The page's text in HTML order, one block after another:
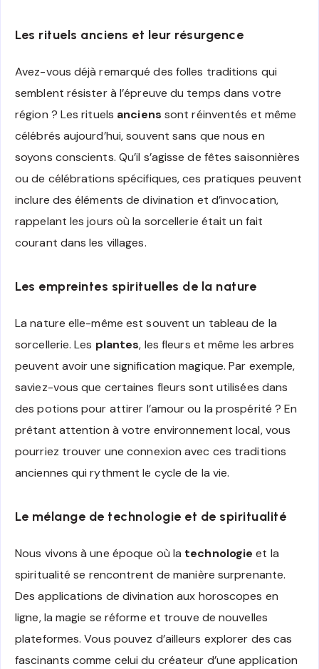
Les rituels anciens et leur résurgence
Avez-vous déjà remarqué des folles traditions qui
semblent résister à l’épreuve du temps dans votre
région ? Les rituels anciens sont réinventés et même
célébrés aujourd’hui, souvent sans que nous en
soyons conscients. Qu’il s’agisse de fêtes saisonnières
ou de célébrations spécifiques, ces pratiques peuvent
inclure des éléments de divination et d’invocation,
rappelant les jours où la sorcellerie était un fait
courant dans les villages.
Les empreintes spirituelles de la nature
La nature elle-même est souvent un tableau de la
sorcellerie. Les plantes, les fleurs et même les arbres
peuvent avoir une signification magique. Par exemple,
saviez-vous que certaines fleurs sont utilisées dans
des potions pour attirer l’amour ou la prospérité ? En
prêtant attention à votre environnement local, vous
pourriez trouver une connexion avec ces traditions
anciennes qui rythment le cycle de la vie.
Le mélange de technologie et de spiritualité
Nous vivons à une époque où la technologie et la
spiritualité se rencontrent de manière surprenante.
Des applications de divination aux horoscopes en
ligne, la magie se réforme et trouve de nouvelles
plateformes. Vous pouvez d’ailleurs explorer des cas
fascinants comme celui du créateur d’une application